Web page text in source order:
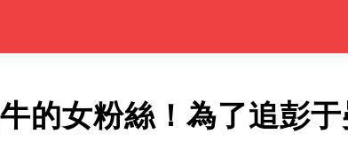
的女粉絲！為了追彭